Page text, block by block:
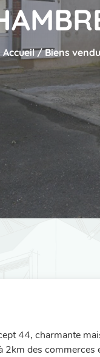
Accueil/Biens
44, charmante
2km des